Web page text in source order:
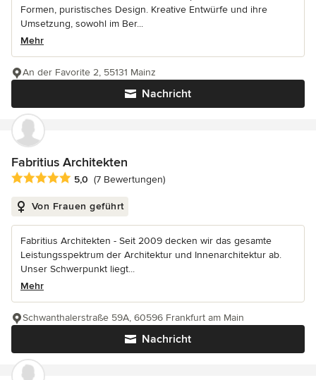
Formen, puristisches Design. Kreative Entwürfe und ihre
Umsetzung, sowohl im Ber...
Mehr
Nachricht
An der Favorite 2, 55131 Mainz
Fabritius Architekten
Durchschnittliche Bewertung: 5 von 5 Sternen
5,0 (7 Bewertungen)
Von Frauen geführt
Fabritius Architekten - Seit 2009 decken wir das gesamte
Leistungsspektrum der Architektur und Innenarchitektur ab.
Unser Schwerpunkt liegt...
Mehr
Nachricht
Schwanthalerstraße 59A, 60596 Frankfurt am Main